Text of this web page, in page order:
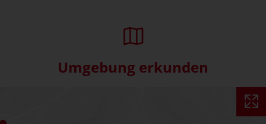
Umgebung erkunden
Interaktive Karte